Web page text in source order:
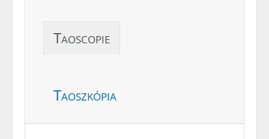
Taoscopie
Taoszkópia